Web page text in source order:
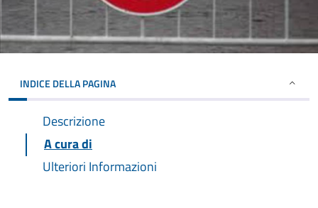
INDICE DELLA PAGINA
Descrizione
A cura di
Ulteriori Informazioni